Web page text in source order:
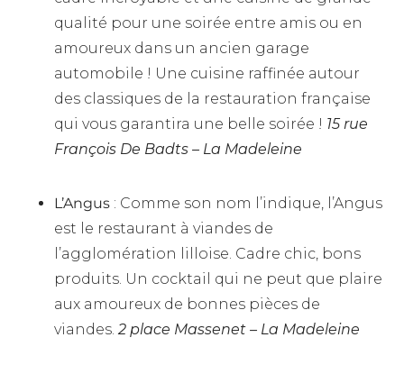
qualité pour une soirée entre amis ou en
amoureux dans un ancien garage
automobile ! Une cuisine raffinée autour
des classiques de la restauration française
qui vous garantira une belle soirée ! 15 rue
François De Badts – La Madeleine
L’Angus : Comme son nom l’indique, l’Angus
est le restaurant à viandes de
l’agglomération lilloise. Cadre chic, bons
produits. Un cocktail qui ne peut que plaire
aux amoureux de bonnes pièces de
viandes.2 place Massenet – La Madeleine